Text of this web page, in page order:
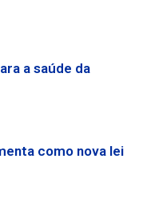
a saúde da
como nova lei